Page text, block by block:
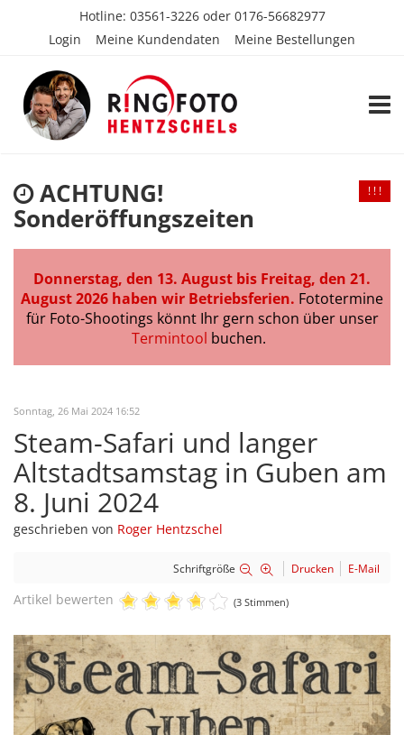
Hotline: 03561-3226oder 0176-56682977
Login
Meine Kundendaten Meine Bestellungen
ACHTUNG!
Sonderöffungszeiten
Donnerstag, den 13. August bis Freitag, den 21.
August 2026 haben wir Betriebsferien. Fototermine
für Foto-Shootings könnt Ihr gern schon über unser
Termintool buchen.
! ! !
Sonntag, 26 Mai 2024 16:52
Steam-Safari und langer
Altstadtsamstag in Guben am
8. Juni 2024
geschrieben von Roger Hentzschel
Schriftgröße Drucken E-Mail
Artikel bewerten (3 Stimmen)